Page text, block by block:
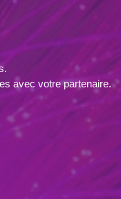
avec votre partenaire.